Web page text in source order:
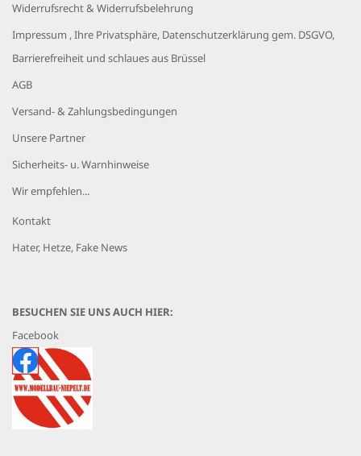
Widerrufsrecht & Widerrufsbelehrung
Impressum , Ihre Privatsphäre, Datenschutzerklärung gem. DSGVO,
Barrierefreiheit und schlaues aus Brüssel
AGB
Versand- & Zahlungsbedingungen
Unsere Partner
Sicherheits- u. Warnhinweise
Wir empfehlen...
Kontakt
Hater, Hetze, Fake News
BESUCHEN SIE UNS AUCH HIER:
Facebook